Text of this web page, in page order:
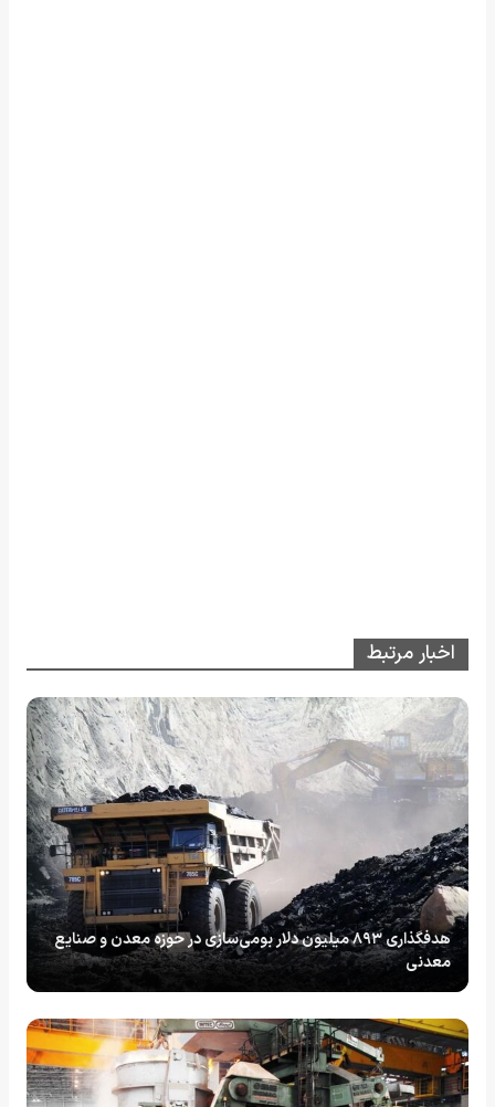
اخبار مرتبط
هدفگذاری ۸۹۳ میلیون دلار بومی‌سازی در حوزه معدن و صنایع
معدنی